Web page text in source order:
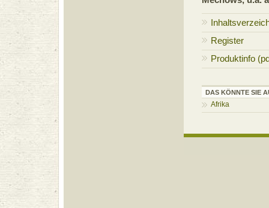
Register
Produktinfo
DAS KÖNNTE SIE
Afrika